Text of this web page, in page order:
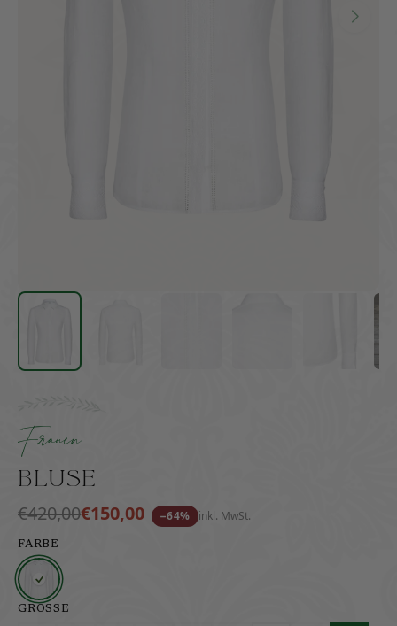
Frauen
Bluse
€420,00€150,00 −64% inkl. MwSt.
FARBE
GRÖSSE